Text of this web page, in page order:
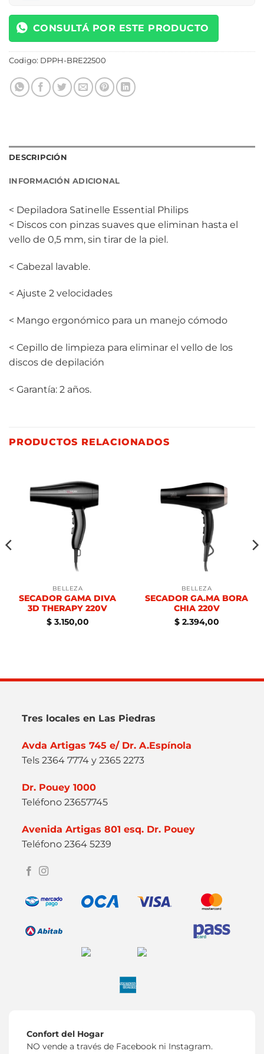
CONSULTÁ POR ESTE PRODUCTO
Codigo: DPPH-BRE22500
DESCRIPCIÓN
INFORMACIÓN ADICIONAL
< Depiladora Satinelle Essential Philips
< Discos con pinzas suaves que eliminan hasta el
vello de 0,5 mm, sin tirar de la piel.
< Cabezal lavable.
< Ajuste 2 velocidades
< Mango ergonómico para un manejo cómodo
< Cepillo de limpieza para eliminar el vello de los
discos de depilación
< Garantía: 2 años.
PRODUCTOS RELACIONADOS
BELLEZA
SECADOR GAMA DIVA
3D THERAPY 220V
$3.150,00
BELLEZA
SECADOR GA.MA BORA
CHIA 220V
$2.394,00
Tres locales en Las Piedras
Avda Artigas 745 e/ Dr. A.Espínola
Tels 2364 7774 y 2365 2273
Dr. Pouey 1000
Teléfono 23657745
Avenida Artigas 801 esq. Dr. Pouey
Teléfono 2364 5239
Confort del Hogar
NO vende a través de Facebook ni Instagram.